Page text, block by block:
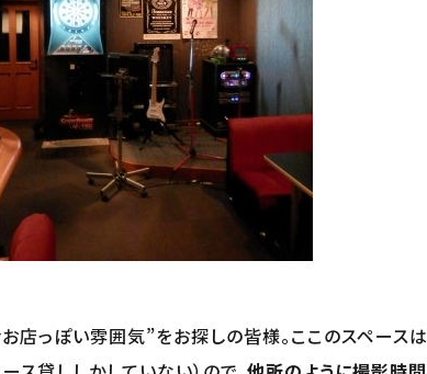
店っぽい雰囲気”をお探しの皆様。ここのスペースは